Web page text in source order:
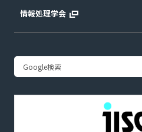
情報処理学会